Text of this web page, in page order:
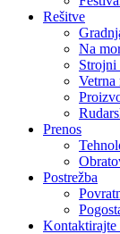
Rešitve
Na
Strojni
Vetrna
Prenos
Postrežba
Kontaktirajte